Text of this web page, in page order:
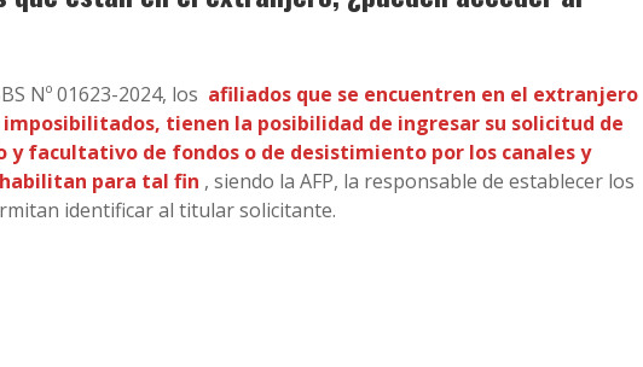
Nº 01623-2024, los afiliados que se encuentren en el extranjero
tienen la posibilidad de ingresar su solicitud de
facultativo de fondos o de desistimiento por los canales y
para tal fin , siendo la AFP, la responsable de establecer los
identificar al titular solicitante.